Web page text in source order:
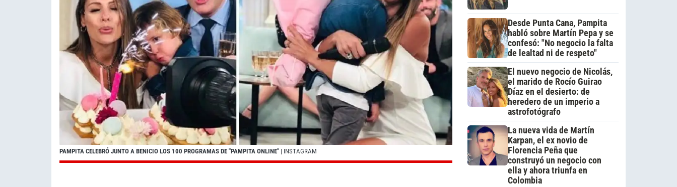
PAMPITA CELEBRÓ JUNTO A BENICIO LOS 100 PROGRAMAS DE "PAMPITA ONLINE" | INSTAGRAM
Desde Punta Cana, Pampita
habló sobre Martín Pepa y se
confesó: "No negocio la falta
de lealtad ni de respeto"
El nuevo negocio de Nicolás,
el marido de Rocío Guirao
Díaz en el desierto: de
heredero de un imperio a
astrofotógrafo
La nueva vida de Martín
Karpan, el ex novio de
Florencia Peña que
construyó un negocio con
ella y ahora triunfa en
Colombia